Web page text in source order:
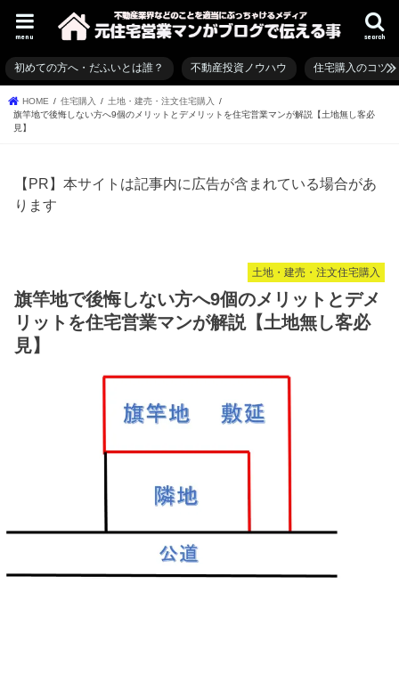
search
menu
初めての方へ・だふいとは誰？ 不動産投資ノウハウ 住宅購入のコツ
HOME 住宅購入
土地・建売・注文住宅購入
旗竿地で後悔しない方へ9個のメリットとデメリットを住宅営業マンが解説【土地無し客必
見】
【PR】本サイトは記事内に広告が含まれている場合があ
ります
土地・建売・注文住宅購入
旗竿地で後悔しない方へ9個のメリットとデメ
リットを住宅営業マンが解説【土地無し客必
見】